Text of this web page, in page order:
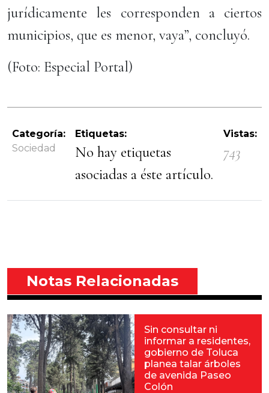
jurídicamente les corresponden a ciertos
municipios, que es menor, vaya”, concluyó.
(Foto: Especial Portal)
Categoría:
Sociedad
Etiquetas:
No hay etiquetas
asociadas a éste artículo.
Vistas:
743
Notas Relacionadas
Sin consultar ni
informar a residentes,
gobierno de Toluca
planea talar árboles
de avenida Paseo
Colón